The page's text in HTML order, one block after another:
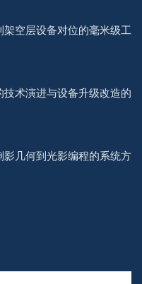
空层设备对位的毫米级工
术演进与设备升级改造的
几何到光影编程的系统方